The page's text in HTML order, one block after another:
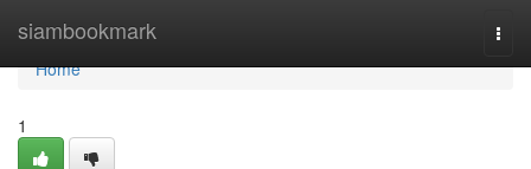
siambookmark
Home
Home
1